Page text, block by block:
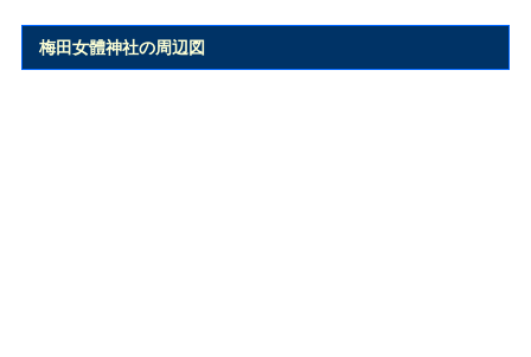
梅田女體神社の周辺図